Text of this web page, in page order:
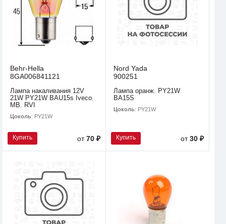
Behr-Hella
8GA006841121
Лампа накаливания 12V
21W PY21W BAU15s Iveco.
MB. RVI
Цоколь: PY21W
Купить от70 ₽
Nord Yada
900251
Лампа оранж. PY21W
BA15S
Цоколь: PY21W
Купить от30 ₽